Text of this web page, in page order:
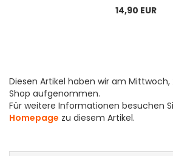
14,90 EUR
Diesen Artikel haben wir am Mittwoch,
Shop aufgenommen.
Für weitere Informationen besuchen
Homepage zu diesem Artikel.